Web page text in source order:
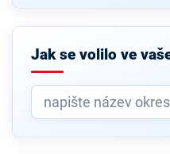
Jak se volilo ve